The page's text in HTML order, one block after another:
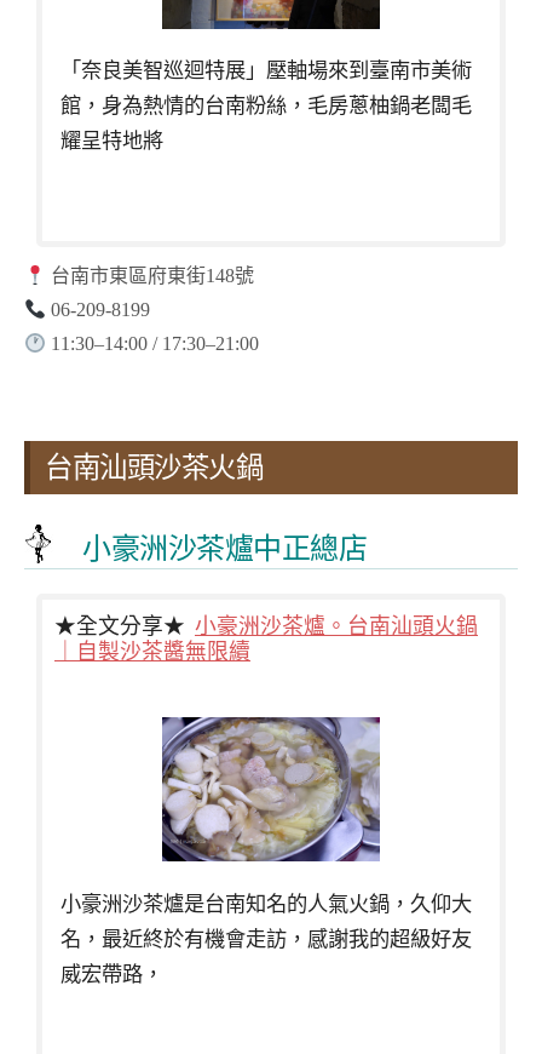
「奈良美智巡迴特展」壓軸場來到臺南市美術
館，身為熱情的台南粉絲，毛房蔥柚鍋老闆毛
耀呈特地將
台南市東區府東街148號
06-209-8199
11:30–14:00 / 17:30–21:00
台南汕頭沙茶火鍋
小豪洲沙茶爐中正總店
★全文分享★ 小豪洲沙茶爐。台南汕頭火鍋
｜自製沙茶醬無限續
小豪洲沙茶爐是台南知名的人氣火鍋，久仰大
名，最近終於有機會走訪，感謝我的超級好友
威宏帶路，